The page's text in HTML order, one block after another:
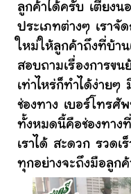
ลูกค้าได้ครับ เตียงน
ประเภทต่างๆ เราจั
ใหม่ให้ลูกค้าถึงที่บ้า
สอบถามเรื่องการข
เท่าไหร่ก็ทำได้ง่ายๆ
ช่องทาง เบอร์โทร
ทั้งหมดนี้คือช่องทาง
เราได้ สะดวก รวดเ
ทุกอย่างจะถึงมือลูก